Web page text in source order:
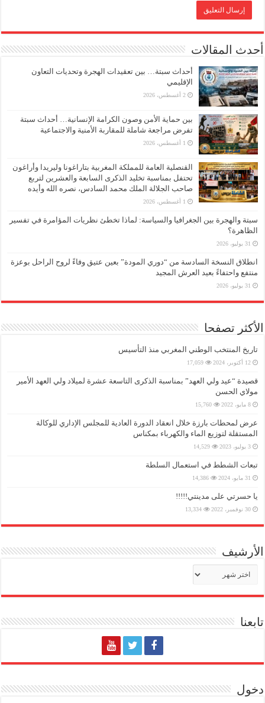
أحدث المقالات
أحداث سبتة… بين تعقيدات الهجرة وتحديات التعاون
الإقليمي
2 أغسطس، 2026
بين حماية الأمن وصون الكرامة الإنسانية… أحداث سبتة
تفرض مراجعة شاملة للمقاربة الأمنية والاجتماعية
1 أغسطس، 2026
القنصلية العامة للمملكة المغربية بتاراغونا وليريدا وأراغون
تحتفل بمناسبة تخليد الذكرى السابعة والعشرين لتربع
صاحب الجلالة الملك محمد السادس، نصره الله وأيده
1 أغسطس، 2026
سبتة والهجرة بين الجغرافيا والسياسة: لماذا تخطئ نظريات المؤامرة في تفسير
الظاهرة؟
31 يوليو، 2026
انطلاق النسخة السادسة من “دوري المودة” بعين عتيق وفاءً لروح الراحل بوعزة
منتفع واحتفاءً بعيد العرش المجيد
31 يوليو، 2026
الأكثر تصفحا
تاريخ المنتخب الوطني المغربي منذ التأسيس
12 أكتوبر، 2024 17,059
قصيدة “عيد ولي العهد” بمناسبة الذكرى التاسعة عشرة لميلاد ولي العهد الأمير
مولاي الحسن
8 مايو، 2022 15,760
عرض لمحطات بارزة خلال انعقاد الدورة العادية للمجلس الإداري للوكالة
المستقلة لتوزيع الماء والكهرباء بمكناس
3 يوليو، 2023 14,529
تبعات الشطط في استعمال السلطة
31 مايو، 2024 14,386
يا حسرتي على مدينتي!!!!!
30 نوفمبر، 2022 13,334
الأرشيف
تابعنا
دخول